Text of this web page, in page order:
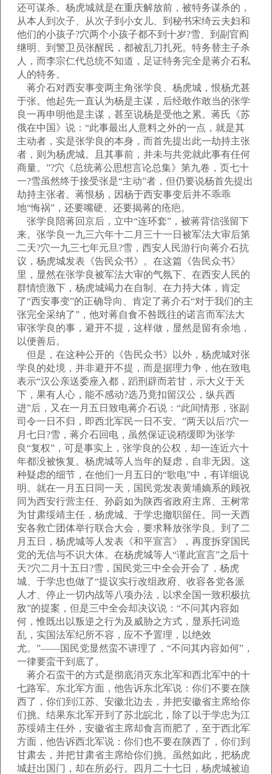
还可谋杀。杨虎城就是在重庆解放前，被特务谋杀的，
从本人到次子、从次子到小女儿、到秘书宋绮云夫妇和
他们的小孩子?穴两个小孩子都不到十岁?雪、到副官阎
继明、到警卫员张醒民，都被乱刀扎死。特务替主子杀
人，而李宗仁代总统不知道，足证特务完全是蒋介石私
人的特务。
蒋介石对西安事变两主角张学良、杨虎城，恨杨尤甚
于张。他起先一直认为杨是主谋，后经敢作敢当的张学
良一再申明他是主谋，甚至说杨是受他之累。蒋氏《苏
俄在中国》说：“此事最出人意料之外的一点，就是其
主动者，实是张学良的本身，而首先提出此一劫持主张
者，则为杨虎城。且其事前，并未与共党就此事有任何
商量。”?穴《总统蒋公思想言论总集》第九卷，页七十
一?雪虽然终于接受张是“主动”者，但仍要说杨首先提出
劫持主张者。蒋恨杨，因杨于西安事变后并不乖乖
地“悔祸”，还要嘴硬、还要揭蒋的疮疤。
张学良陪蒋回京后，立中“连环套”，被蒋背信强留下
来。张学良一九三六年十二月三十一日被军法大审后第
二天?穴一九三七年元旦?雪，西安人民游行向蒋介石抗
议，杨虎城发表《告民众书》。在这篇《告民众书》
里，显然在张学良被军法大审的气氛下、在西安人民的
群情愤激下，杨虎城竭力在自制、在力持大体，肯定
了“西安事变”的正确导向、肯定了蒋介石“对于我们的主
张完全采纳了”，他对蒋自食不咎既往的诺言而军法大
审张学良的事，避开不提，这样做，显然是留有余地，
以便善后。
但是，在这种公开的《告民众书》以外，杨虎城对张
学良的处境，并非避开不提，而是据理力争，他在致电
表示“汉公亲送委座入都，蹈刑辟而若甘，示大义于天
下，果有人心，能不感动?选乃竟扣留汉公，纵兵西
进”后，又在一月五日致电蒋介石说：“此间情形，张副
司令一日不归，即西北军民一日不安。”两天以后?穴一
月七日?雪，蒋介石回电，虽然保证说稍缓即为张学
良“复权”，可是事实上，张学良的公权，却一连近六十
年都没被恢复。杨虎城等人当年的疑虑，自非无因。这
种疑虑的细节，在他们一月五日的“歌电”中，有详细说
明。就在一月五日同一天，国民党发表黄埔嫡系的顾祝
同为西安行营主任、孙蔚如为陕西省政府主席、王树常
为甘肃绥靖主任，杨虎城、于学忠撤职留任。同一天西
安各救亡团体举行联合大会，要求释放张学良。到了二
月五日，杨虎城等人发表《和平宣言》，再度拆穿国民
党的无信与不识大体。在杨虎城等人“谨此宣言”之后十
天?穴二月十五日?雪，国民党三中全会开会了，杨虎
城、于学忠也做了“提议实行改组政府、收容各党各派
人才、停止一切内战等八项办法，以求全国一致积极抗
敌”的提案，但是三中全会却决议说：“不问其内容如
何，惟既出以叛逆之行为及威胁之方式，显系托词造
乱，实国法军纪所不容，应不予置理，以绝效
尤。”——国民党显然蛮不讲理了，“不问其内容如何”，
一律要蛮干到底了。
蒋介石蛮干的方式是彻底消灭东北军和西北军中的十
七路军。东北军方面，他告诉东北军说：你们不要在陕
西了，你们到江苏、安徽北边去，并把安徽省主席给你
们挑。结果东北军开到了苏北皖北，除了以于学忠为江
苏绥靖主任外，安徽省主席却食言而肥了，至于西北军
方面，他告诉西北军说：你们也不要在陕西了，你们到
甘肃去，并把甘肃省主席给你们挑。虽然如此，把杨虎
城赶出国门，却在所必行。四月二十七日，杨虎城被迫